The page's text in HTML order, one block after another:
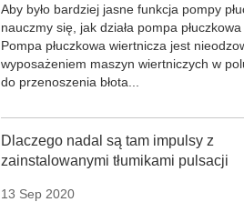
Aby było bardziej jasne funkcja pompy
nauczmy się, jak działa pompa płuczkowa
Pompa płuczkowa wiertnicza jest
wyposażeniem maszyn wiertniczych w
do przenoszenia błota...
Dlaczego nadal są tam impulsy z
zainstalowanymi tłumikami pulsacji
13 Sep 2020